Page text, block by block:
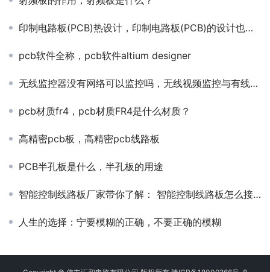
印制电路板(PCB)热设计，印制电路板(PCB)的设计也属于电子工艺过程
pcb软件全称，pcb软件altium designer
无线监控器没有网络可以监控吗，无线视频监控与有线监控区别？
pcb材质fr4，pcb材质FR4是什么材质？
高精密pcb板，高精密pcb线路板
PCB半孔板是什么，半孔板的用途
智能控制线路板厂家带你了解： 智能控制线路板怎么接线？
人生的选择：宁要模糊的正确，不要正确的模糊